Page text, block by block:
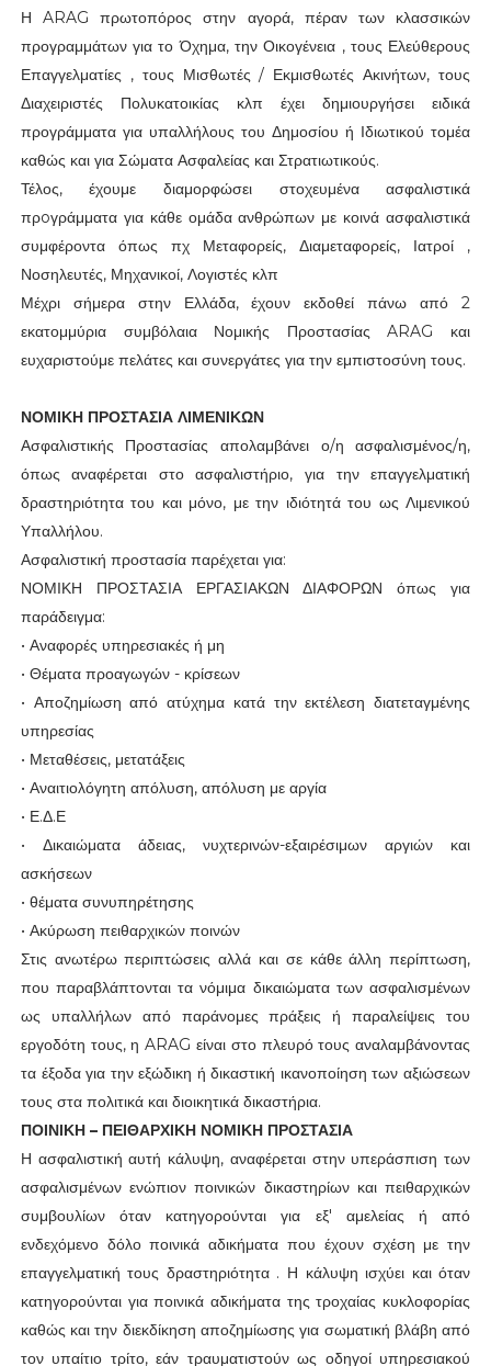
Η ARAG πρωτοπόρος στην αγορά, πέραν των κλασσικών
προγραμμάτων για το Όχημα, την Οικογένεια , τους Ελεύθερους
Επαγγελματίες , τους Μισθωτές / Εκμισθωτές Ακινήτων, τους
Διαχειριστές Πολυκατοικίας κλπ έχει δημιουργήσει ειδικά
προγράμματα για υπαλλήλους του Δημοσίου ή Ιδιωτικού τομέα
καθώς και για Σώματα Ασφαλείας και Στρατιωτικούς.
Τέλος, έχουμε διαμορφώσει στοχευμένα ασφαλιστικά
πρoγράμματα για κάθε ομάδα ανθρώπων με κοινά ασφαλιστικά
συμφέροντα όπως πχ Μεταφορείς, Διαμεταφορείς, Ιατροί ,
Νοσηλευτές, Μηχανικοί, Λογιστές κλπ
Μέχρι σήμερα στην Ελλάδα, έχουν εκδοθεί πάνω από 2
εκατομμύρια συμβόλαια Νομικής Προστασίας ARAG και
ευχαριστούμε πελάτες και συνεργάτες για την εμπιστοσύνη τους.
ΝΟΜΙΚΗ ΠΡΟΣΤΑΣΙΑ ΛΙΜΕΝΙΚΩΝ
Ασφαλιστικής Προστασίας απολαμβάνει ο/η ασφαλισμένος/η,
όπως αναφέρεται στο ασφαλιστήριο, για την επαγγελματική
δραστηριότητα του και μόνο, με την ιδιότητά του ως Λιμενικού
Υπαλλήλου.
Ασφαλιστική προστασία παρέχεται για:
ΝΟΜΙΚΗ ΠΡΟΣΤΑΣΙΑ ΕΡΓΑΣΙΑΚΩΝ ΔΙΑΦΟΡΩΝ όπως για
παράδειγμα:
• Αναφορές υπηρεσιακές ή μη
• Θέματα προαγωγών - κρίσεων
• Αποζημίωση από ατύχημα κατά την εκτέλεση διατεταγμένης
υπηρεσίας
• Μεταθέσεις, μετατάξεις
• Αναιτιολόγητη απόλυση, απόλυση με αργία
• Ε.Δ.Ε
• Δικαιώματα άδειας, νυχτερινών-εξαιρέσιμων αργιών και
ασκήσεων
• θέματα συνυπηρέτησης
• Ακύρωση πειθαρχικών ποινών
Στις ανωτέρω περιπτώσεις αλλά και σε κάθε άλλη περίπτωση,
που παραβλάπτονται τα νόμιμα δικαιώματα των ασφαλισμένων
ως υπαλλήλων από παράνομες πράξεις ή παραλείψεις του
εργοδότη τους, η ARAG είναι στο πλευρό τους αναλαμβάνοντας
τα έξοδα για την εξώδικη ή δικαστική ικανοποίηση των αξιώσεων
τους στα πολιτικά και διοικητικά δικαστήρια.
ΠΟΙΝΙΚΗ – ΠΕΙΘΑΡΧΙΚΗ ΝΟΜΙΚΗ ΠΡΟΣΤΑΣΙΑ
Η ασφαλιστική αυτή κάλυψη, αναφέρεται στην υπεράσπιση των
ασφαλισμένων ενώπιον ποινικών δικαστηρίων και πειθαρχικών
συμβουλίων όταν κατηγορούνται για εξ' αμελείας ή από
ενδεχόμενο δόλο ποινικά αδικήματα που έχουν σχέση με την
επαγγελματική τους δραστηριότητα . Η κάλυψη ισχύει και όταν
κατηγορούνται για ποινικά αδικήματα της τροχαίας κυκλοφορίας
καθώς και την διεκδίκηση αποζημίωσης για σωματική βλάβη από
τον υπαίτιο τρίτο, εάν τραυματιστούν ως οδηγοί υπηρεσιακού